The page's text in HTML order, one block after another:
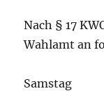
Nach § 17
Wahlamt an